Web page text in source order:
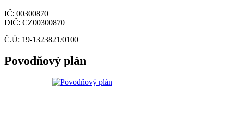
IČ: 00300870
DIČ: CZ00300870
Č.Ú: 19-1323821/0100
Povodňový plán